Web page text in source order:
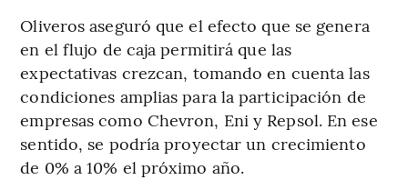
Oliveros aseguró que el efecto que se genera
en el flujo de caja permitirá que las
expectativas crezcan, tomando en cuenta las
condiciones amplias para la participación de
empresas como Chevron, Eni y Repsol. En ese
sentido, se podría proyectar un crecimiento
de 0% a 10% el próximo año.